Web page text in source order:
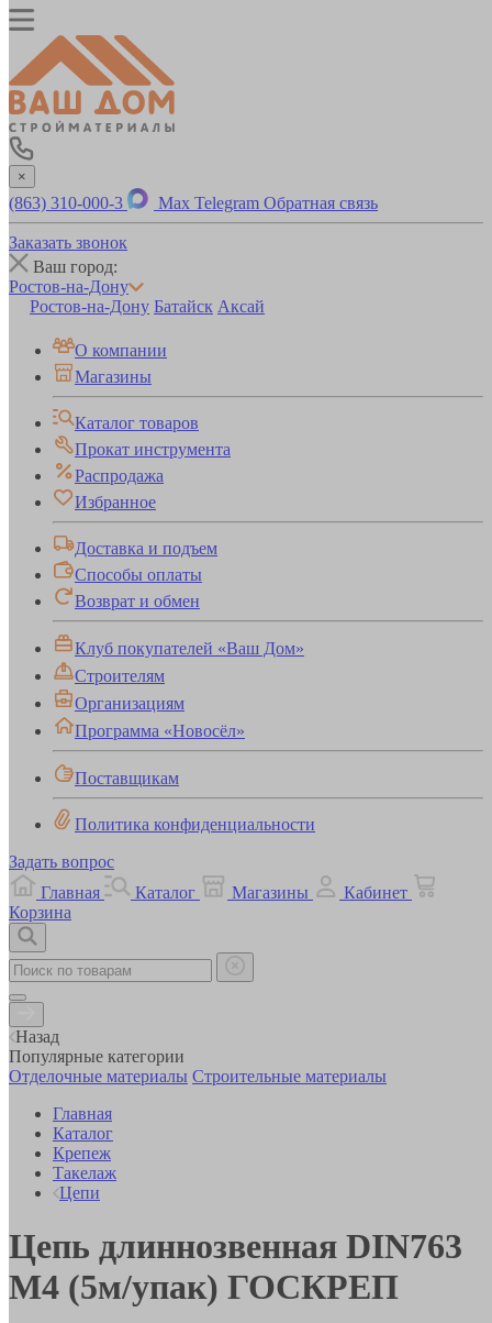
×
(863) 310-000-3 Max Telegram Обратная связь
Заказать звонок
Ваш город:
Ростов-на-Дону
Ростов-на-Дону Батайск Аксай
О компании
Магазины
Каталог товаров
Прокат инструмента
Распродажа
Избранное
Доставка и подъем
Способы оплаты
Возврат и обмен
Клуб покупателей «Ваш Дом»
Строителям
Организациям
Программа «Новосёл»
Поставщикам
Политика конфиденциальности
Задать вопрос
Главная
Каталог Магазины
Кабинет
Корзина
Назад
Популярные категории
Отделочные материалы Строительные материалы
Главная
Каталог
Крепеж
Такелаж
Цепи
Цепь длиннозвенная DIN763
М4 (5м/упак) ГОСКРЕП